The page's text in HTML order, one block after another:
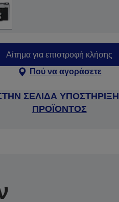
Αίτημα για επιστροφή κλήσης
Πού να αγοράσετε
ΣΕΛΙΔΑ
ΠΡΟΪΟΝΤΟΣ